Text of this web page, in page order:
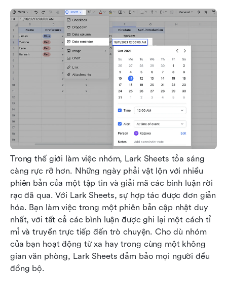
Trong thế giới làm việc nhóm, Lark Sheets tỏa sáng
càng rực rỡ hơn. Những ngày phải vật lộn với nhiều
phiên bản của một tập tin và giải mã các bình luận rời
rạc đã qua. Với Lark Sheets, sự hợp tác được đơn giản
hóa. Bạn làm việc trong một phiên bản cập nhật duy
nhất, với tất cả các bình luận được ghi lại một cách tỉ
mỉ và truyền trực tiếp đến trò chuyện. Cho dù nhóm
của bạn hoạt động từ xa hay trong cùng một không
gian văn phòng, Lark Sheets đảm bảo mọi người đều
đồng bộ.